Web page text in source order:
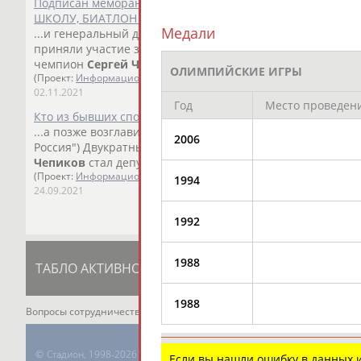
ШКОЛУ, БИАТЛОН – В ГТО, БИАТЛОН – В КОЛЛЕДЖ"
...и генеральный директор ООО "ФОРЭС", автор проекта
приняли участие заместитель... ...Государственной
чемпион Сергей Чепиков. В рамках проекта были
(Проект: Информационное агентство СТАДИОН)
02.11.2021
Кто из бывших спортсменов попал в Думу ?
...а позже возглавил региональное отделение партии.
Россия") Двукратный... ...избирательном округе
Чепиков стал депутатом Законодательного собрания
(Проект: Информационное агентство СТАДИОН
24.09.2021
ТАБЛО АКТИВНОСТИ
Вопросы сотрудничества и совместной деятельности
© Стадион, 1998-2026
Медали
ОЛИМПИЙСКИЕ ИГРЫ
Год Место
2006
1994
1992
1988
1988